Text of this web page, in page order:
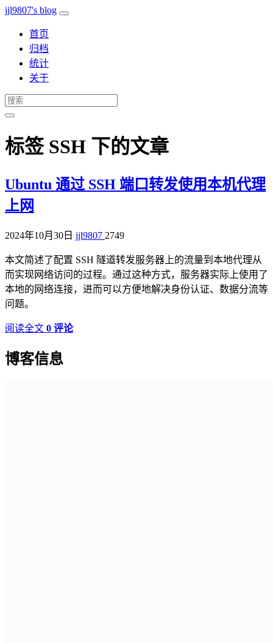
jjl9807's blog
首页
归档
统计
关于
标签 SSH 下的文章
Ubuntu 通过 SSH 端口转发使用本机代理
上网
2024年10月30日 jjl9807 2749
本文简述了配置 SSH 隧道转发服务器上的流量到本地代理从
而实现网络访问的过程。通过这种方式，服务器实际上使用了
本地的网络连接，进而可以方便地解决身份认证、数据分流等
问题。
阅读全文 0 评论
博客信息